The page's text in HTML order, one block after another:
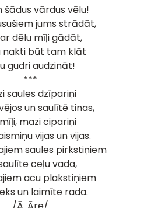
šādus vārdus vēlu!
jums strādāt,
dēlu mīļi gādāt,
nakti būt tam klāt
gudri audzināt!
***
saules dzīpariņi
un saulītē tinas,
mazi cipariņi
vijas un vijas.
saules pirkstiņiem
ceļu vada,
acu plakstiņiem
un laimīte rada.